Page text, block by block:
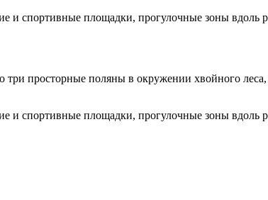
и спортивные площадки, прогулочные зоны
просторные поляны в окружении хвойного
и спортивные площадки, прогулочные зоны